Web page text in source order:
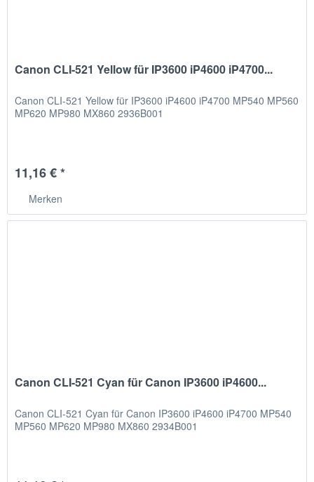
Canon CLI-521 Yellow für IP3600 iP4600 iP4700...
Canon CLI-521 Yellow für IP3600 iP4600 iP4700 MP540 MP560
MP620 MP980 MX860 2936B001
11,16 € *
Merken
Canon CLI-521 Cyan für Canon IP3600 iP4600...
Canon CLI-521 Cyan für Canon IP3600 iP4600 iP4700 MP540
MP560 MP620 MP980 MX860 2934B001